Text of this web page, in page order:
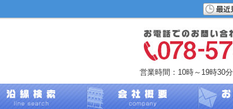
営業時間：10時～19時30分